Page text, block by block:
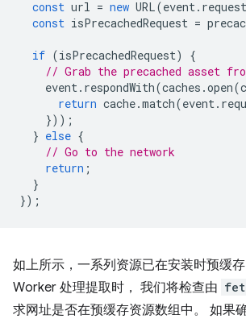
const url = new URL(event. request
const isPrecachedRequest =
if (isPrecachedRequest)
{
// Grab the precached asset
event. respondWith(caches .open(
return cache.match(event.
}));
} else {
// Go to the network
return ;
}
});
如上所示，一系列资源已在安装时预缓
Worker 处理提取时， 我们将检查由
求网址是否在预缓存资源数组中。 如果